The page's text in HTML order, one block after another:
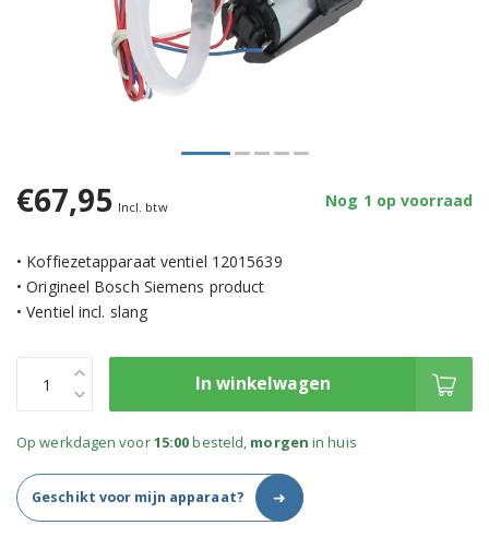
€67,95 Incl. btw Nog 1 op voorraad
• Koffiezetapparaat ventiel 12015639
• Origineel Bosch Siemens product
• Ventiel incl. slang
In winkelwagen
Op werkdagen voor15:00besteld, morgen in huis
Geschikt voor mijn apparaat? ➜